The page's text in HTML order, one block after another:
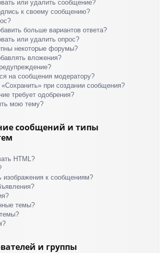
или удалить сообщение?
к своему сообщению?
больше вариантов ответа?
или удалить опрос?
некоторые форумы?
вложения?
на сообщения модератору?
«Сохранить» при создании сообщения?
требует одобрения?
мою тему?
сообщений и типы
HTML?
изображения к сообщениям?
темы?
и группы